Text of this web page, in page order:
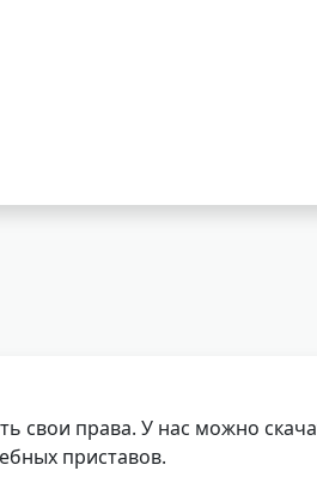
свои права. У нас можно
приставов.